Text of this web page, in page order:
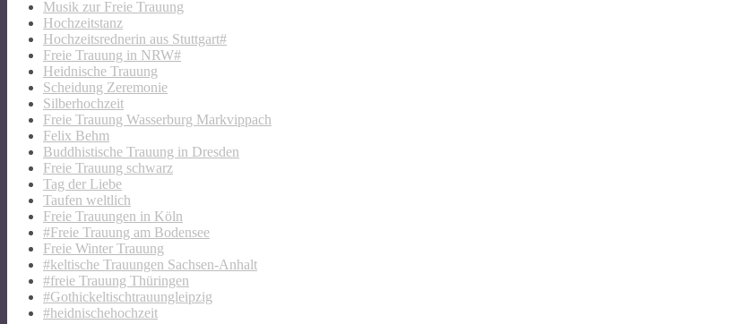
Musik zur Freie Trauung
Hochzeitstanz
Hochzeitsrednerin aus Stuttgart#
Freie Trauung in NRW#
Heidnische Trauung
Scheidung Zeremonie
Silberhochzeit
Freie Trauung Wasserburg Markvippach
Felix Behm
Buddhistische Trauung in Dresden
Freie Trauung schwarz
Tag der Liebe
Taufen weltlich
Freie Trauungen in Köln
#Freie Trauung am Bodensee
Freie Winter Trauung
#keltische Trauungen Sachsen-Anhalt
#freie Trauung Thüringen
#Gothickeltischtrauungleipzig
#heidnischehochzeit